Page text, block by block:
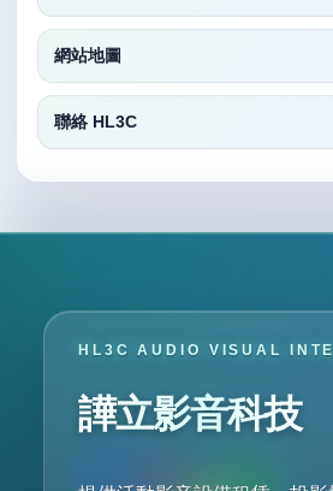
網站地圖
聯絡 HL3C
HL3C AUDIO VISUAL
譁立影音科技